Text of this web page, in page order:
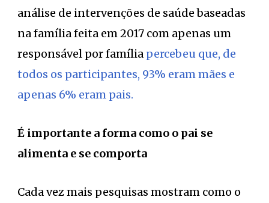
análise de intervenções de saúde baseadas
na família feita em 2017 com apenas um
responsável por família percebeu que, de
todos os participantes, 93% eram mães e
apenas 6% eram pais.
É importante a forma como o pai se
alimenta e se comporta
Cada vez mais pesquisas mostram como o